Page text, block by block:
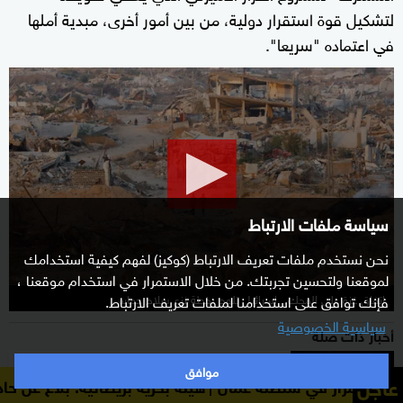
سياسة ملفات الارتباط
نحن نستخدم ملفات تعريف الارتباط (كوكيز) لفهم كيفية استخدامك
لموقعنا ولتحسين تجربتك. من خلال الاستمرار في استخدام موقعنا ،
فإنك توافق على استخدامنا لملفات تعريف الارتباط.
سياسية الخصوصية
موافق
لتشكيل قوة استقرار دولية، من بين أمور أخرى، مبدية أملها
في اعتماده "سريعا".
0
seconds
of
9
minutes,
6
اتفاق غزة على المحك.. إسرائيل تلوح بخطة نزع سلاح حماس
أخبار ذات صلة
مصادر: أميركا تضغط على إسرائيل لحل ملف
"مقاتلي الأنفاق"
عاجل هيئة بحرية بريطانية: بلاغ عن حادث وقع على بعد 9 أميال بحرية جنوب شرق كمزار في سلطنة عمان